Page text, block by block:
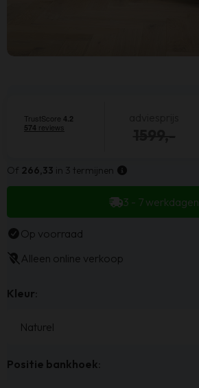
Of 266,33 in 3 termijnen
3 - 7 werkdagen
Op voorraad
Alleen online verkoop
Kleur
Positie bankhoek